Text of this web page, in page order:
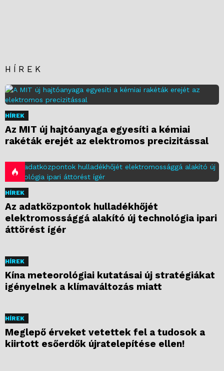
HÍREK
HÍREK
Az MIT új hajtóanyaga egyesíti a kémiai
rakéták erejét az elektromos precizitással
HÍREK
Az adatközpontok hulladékhőjét
elektromossággá alakító új technológia ipari
áttörést ígér
HÍREK
Kína meteorológiai kutatásai új stratégiákat
igényelnek a klímaváltozás miatt
HÍREK
Meglepő érveket vetettek fel a tudosok a
kiirtott esőerdők újratelepítése ellen!